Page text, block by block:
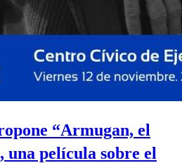
“Armugan, el
una película sobre el